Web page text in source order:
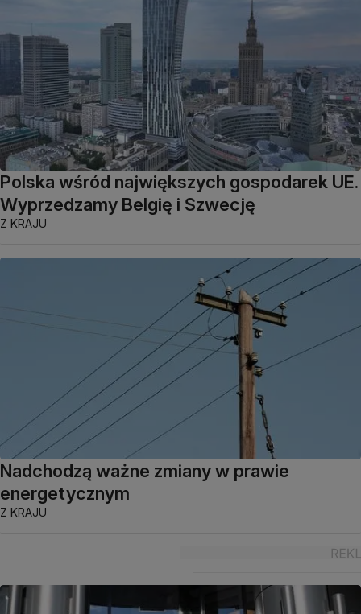
Polska wśród największych gospodarek UE.
Wyprzedzamy Belgię i Szwecję
Z KRAJU
Nadchodzą ważne zmiany w prawie
energetycznym
Z KRAJU